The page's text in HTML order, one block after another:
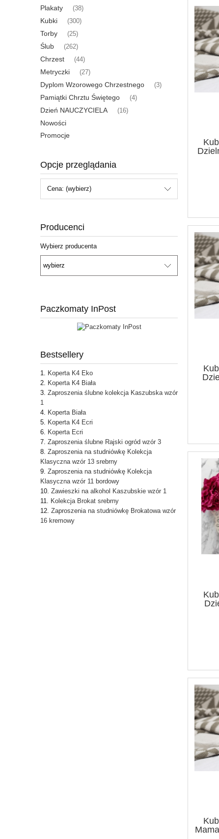
Plakaty (38)
Kubki (300)
Torby (25)
Ślub (262)
Chrzest (44)
Metryczki (27)
Dyplom Wzorowego Chrzestnego (3)
Pamiątki Chrztu Świętego (4)
Dzień NAUCZYCIELA (16)
Nowości
Promocje
Opcje przeglądania
Cena: (wybierz)
Producenci
Wybierz producenta
Paczkomaty InPost
Bestsellery
Koperta K4 Eko
Koperta K4 Biała
Zaproszenia ślubne kolekcja Kaszubska wzór
1
Koperta Biała
Koperta K4 Ecri
Koperta Ecri
Zaproszenia ślubne Rajski ogród wzór 3
Zaproszenia na studniówkę Kolekcja
Klasyczna wzór 13 srebrny
Zaproszenia na studniówkę Kolekcja
Klasyczna wzór 11 bordowy
Zawieszki na alkohol Kaszubskie wzór 1
Kolekcja Brokat srebrny
Zaproszenia na studniówkę Brokatowa wzór
16 kremowy